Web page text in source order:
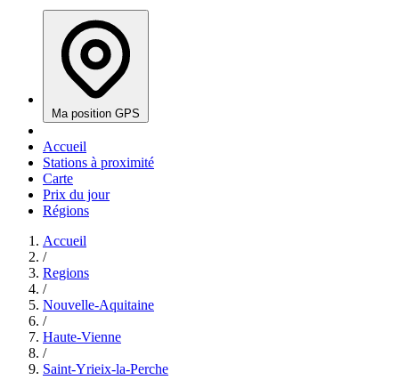
Ma position GPS
Accueil
Stations à proximité
Carte
Prix du jour
Régions
Accueil
/
Regions
/
Nouvelle-Aquitaine
/
Haute-Vienne
/
Saint-Yrieix-la-Perche